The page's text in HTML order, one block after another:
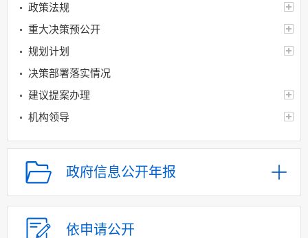
政策法规
重大决策预公开
规划计划
决策部署落实情况
建议提案办理
机构领导
机构设置
人事信息
财政资金
应急管理
乡村振兴（精准脱贫）
政府信息公开年报
依申请公开